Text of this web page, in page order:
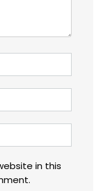
in this